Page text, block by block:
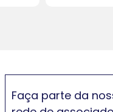
Faça parte da